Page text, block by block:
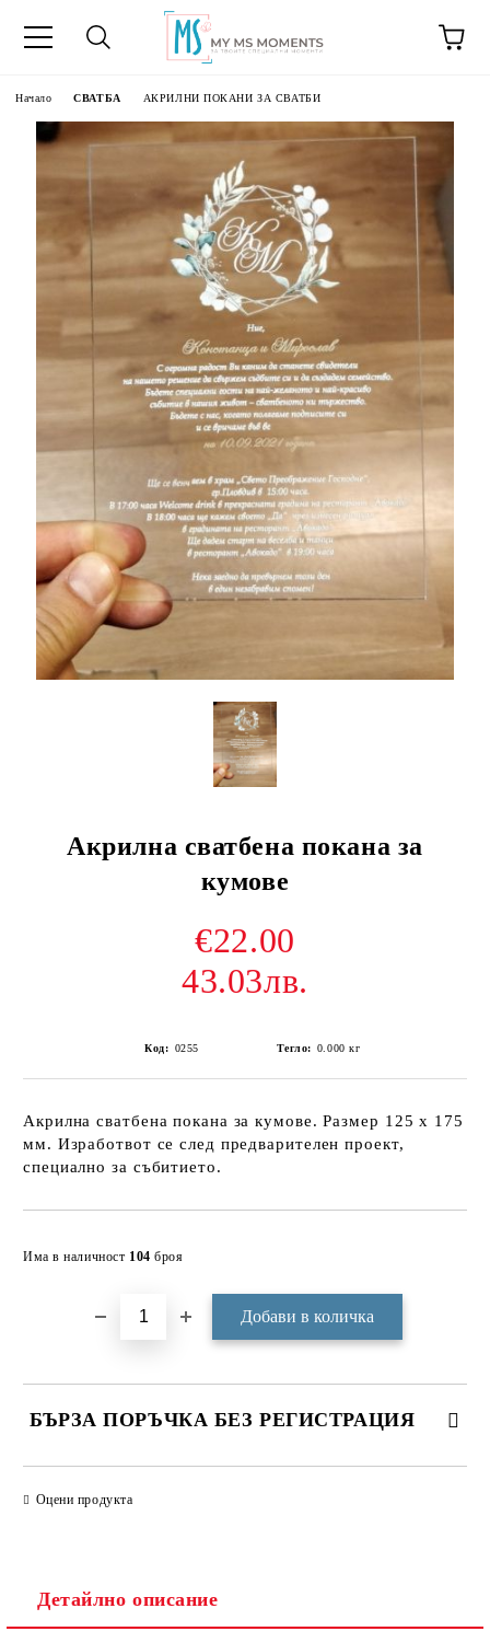
Начало СВАТБА АКРИЛНИ ПОКАНИ ЗА СВАТБИ
Акрилна сватбена покана за
кумове
€22.00
43.03лв.
Код: 0255 Тегло: 0.000 кг
Акрилна сватбена покана за кумове. Размер 125 х 175
мм. Изработвот се след предварителен проект,
специално за събитието.
Има в наличност 104 броя
БЪРЗА ПОРЪЧКА БЕЗ РЕГИСТРАЦИЯ
Оцени продукта
Детайлно описание